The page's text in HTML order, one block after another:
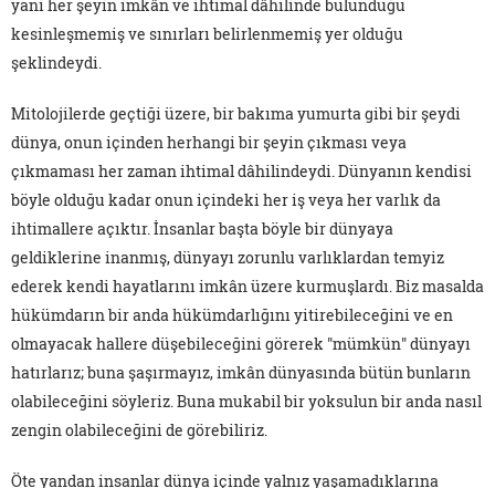
yani her şeyin imkân ve ihtimal dâhilinde bulunduğu
kesinleşmemiş ve sınırları belirlenmemiş yer olduğu
şeklindeydi.
Mitolojilerde geçtiği üzere, bir bakıma yumurta gibi bir şeydi
dünya, onun içinden herhangi bir şeyin çıkması veya
çıkmaması her zaman ihtimal dâhilindeydi. Dünyanın kendisi
böyle olduğu kadar onun içindeki her iş veya her varlık da
ihtimallere açıktır. İnsanlar başta böyle bir dünyaya
geldiklerine inanmış, dünyayı zorunlu varlıklardan temyiz
ederek kendi hayatlarını imkân üzere kurmuşlardı. Biz masalda
hükümdarın bir anda hükümdarlığını yitirebileceğini ve en
olmayacak hallere düşebileceğini görerek "mümkün" dünyayı
hatırlarız; buna şaşırmayız, imkân dünyasında bütün bunların
olabileceğini söyleriz. Buna mukabil bir yoksulun bir anda nasıl
zengin olabileceğini de görebiliriz.
Öte yandan insanlar dünya içinde yalnız yaşamadıklarına